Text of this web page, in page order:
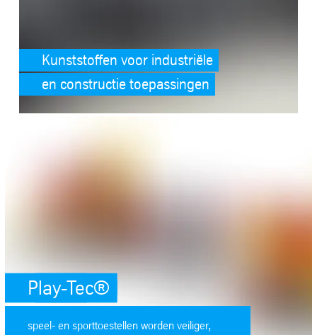
Kunststoffen voor industriële
en constructie toepassingen
Play-Tec®
speel- en sporttoestellen worden veiliger,